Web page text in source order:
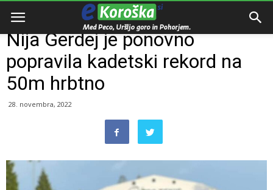
Domov
Nija Gerdej je ponovno
popravila kadetski rekord na
50m hrbtno
28. novembra, 2022